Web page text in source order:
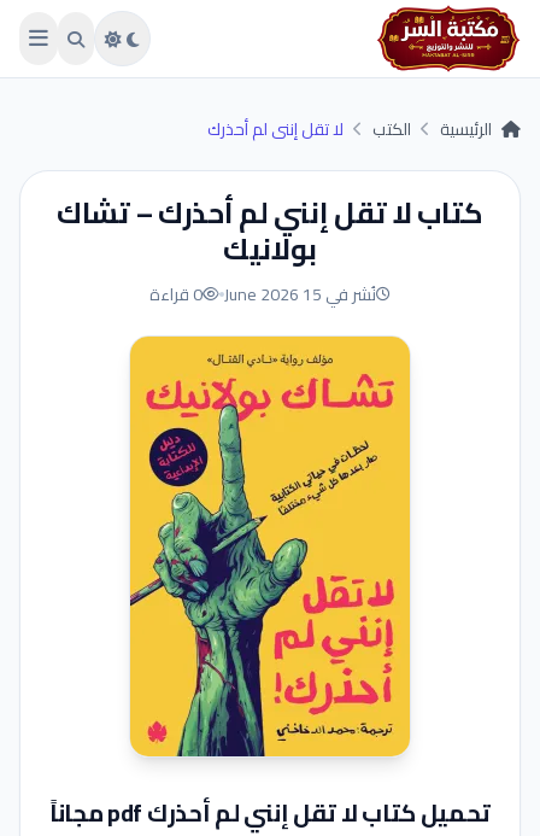
Skip to main content
الرئيسية الكتب لا تقل إنني لم أحذرك
كتاب لا تقل إنني لم أحذرك – تشاك
بولانيك
نُشر في 15 June 2026 0 قراءة
تحميل كتاب لا تقل إنني لم أحذرك pdf مجاناً